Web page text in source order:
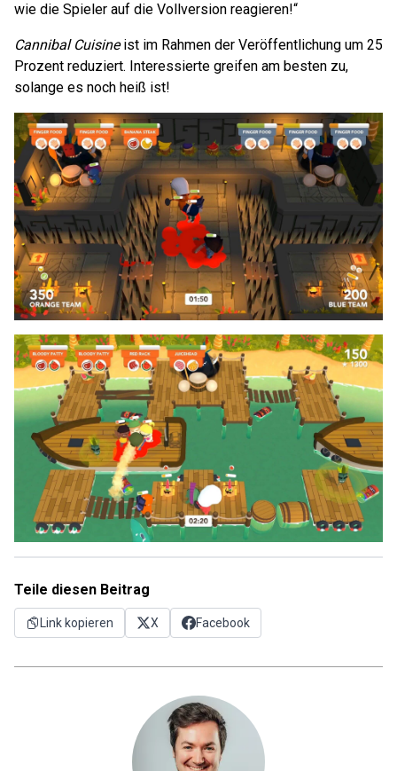
wie die Spieler auf die Vollversion reagieren!“
Cannibal Cuisineist im Rahmen der Veröffentlichung um 25
Prozent reduziert. Interessierte greifen am besten zu,
solange es noch heiß ist!
Teile diesen Beitrag
Link kopieren X Facebook